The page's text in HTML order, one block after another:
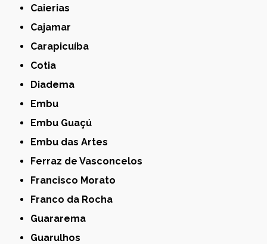
Caierias
Cajamar
Carapicuíba
Cotia
Diadema
Embu
Embu Guaçú
Embu das Artes
Ferraz de Vasconcelos
Francisco Morato
Franco da Rocha
Guararema
Guarulhos